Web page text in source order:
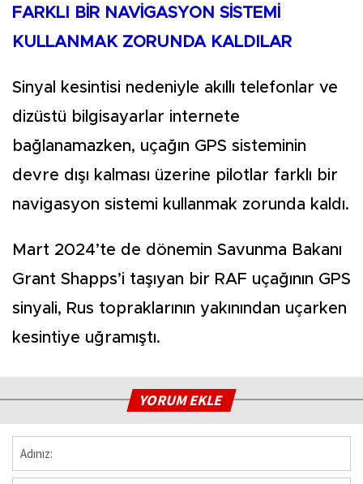
FARKLI BİR NAVİGASYON SİSTEMİ
KULLANMAK ZORUNDA KALDILAR
Sinyal kesintisi nedeniyle akıllı telefonlar ve
dizüstü bilgisayarlar internete
bağlanamazken, uçağın GPS sisteminin
devre dışı kalması üzerine pilotlar farklı bir
navigasyon sistemi kullanmak zorunda kaldı.
Mart 2024’te de dönemin Savunma Bakanı
Grant Shapps’i taşıyan bir RAF uçağının GPS
sinyali, Rus topraklarının yakınından uçarken
kesintiye uğramıştı.
YORUM EKLE